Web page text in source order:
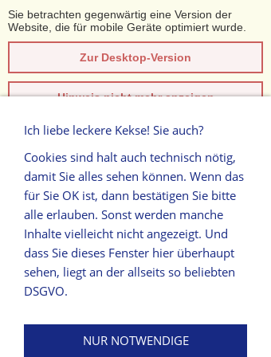
Sie betrachten gegenwärtig eine Version der
Website, die für mobile Geräte optimiert wurde.
Zur Desktop-Version
Hinweis nicht mehr anzeigen
Navigation einblenden
Login
Login-E-Mail:
Kennwort:
Ich liebe leckere Kekse! Sie auch?
Cookies sind halt auch technisch nötig,
damit Sie alles sehen können. Wenn das
für Sie OK ist, dann bestätigen Sie bitte
alle erlauben. Sonst werden manche
Inhalte vielleicht nicht angezeigt. Und
dass Sie dieses Fenster hier überhaupt
sehen, liegt an der allseits so beliebten
DSGVO.
NUR NOTWENDIGE